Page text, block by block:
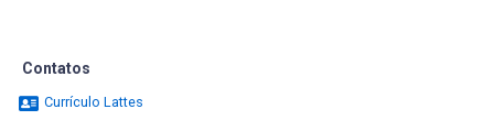
Contatos
Currículo Lattes